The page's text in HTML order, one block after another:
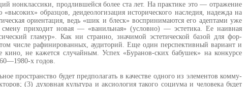
нонклассики, про­длившейся более ста лет. На прак­тике это — отражение
образцов, деидеологизация истори­ческого наследия, надежда на
ориентация, ведь «шик и блеск» воспринимаются его адептами уже
приходит новая — «ванильная» (условно) — эстетика. Ее наивная
гламур». Как ни странно, зна­чимой эстетической базой для фор­
числе рафинированных, аудиторий. Еще один перспективный вариант и
не кажется случайным. Успех «Буранов-ских бабушек» на конкурсе
х годов.
пространство будет предполагать в качестве одного из элементов комму­
(3) духовная культура и аксиология такого социума и человека будет